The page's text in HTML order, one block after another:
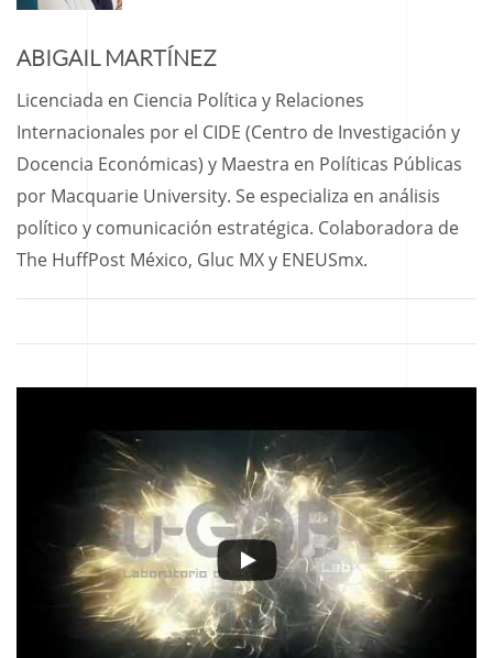
ABIGAIL MARTÍNEZ
Licenciada en Ciencia Política y Relaciones
Internacionales por el CIDE (Centro de Investigación y
Docencia Económicas) y Maestra en Políticas Públicas
por Macquarie University. Se especializa en análisis
político y comunicación estratégica. Colaboradora de
The HuffPost México, Gluc MX y ENEUSmx.